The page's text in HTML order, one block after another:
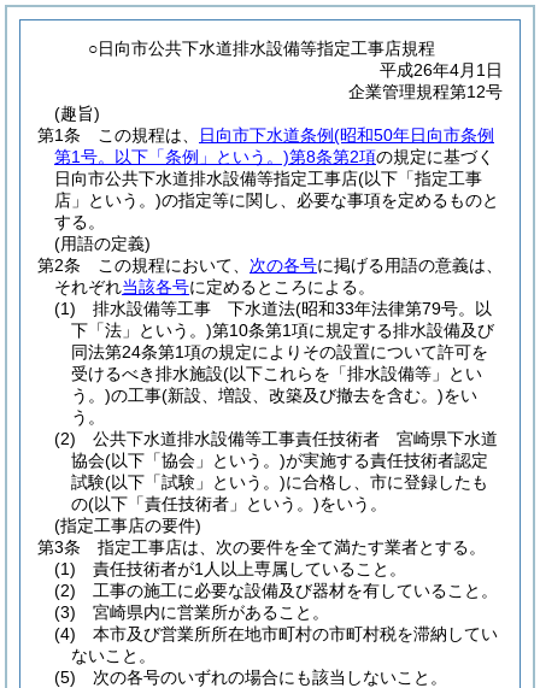
○日向市公共下水道排水設備等指定工事店規程
平成26年4月1日
企業管理規程第12号
(趣旨)
第1条
この規程は、 日向市下水道条例(昭和50年日向市条例
第1号。以下「条例」という。)第8条第2項の規定に基づく
日向市公共下水道排水設備等指定工事店(以下「指定工事
店」という。)の指定等に関し、必要な事項を定めるものと
する。
(用語の定義)
第2条
この規程において、 次の各号に掲げる用語の意義は、
それぞれ当該各号に定めるところによる。
(1)
排水設備等工事 下水道法(昭和33年法律第79号。以
下「法」という。)第10条第1項に規定する排水設備及び
同法第24条第1項の規定によりその設置について許可を
受けるべき排水施設(以下これらを「排水設備等」とい
う。)の工事(新設、増設、改築及び撤去を含む。)をい
う。
(2)
公共下水道排水設備等工事責任技術者 宮崎県下水道
協会(以下「協会」という。)が実施する責任技術者認定
試験(以下「試験」という。)に合格し、市に登録したも
の(以下「責任技術者」という。)をいう。
(指定工事店の要件)
第3条
指定工事店は、次の要件を全て満たす業者とする。
(1)
責任技術者が1人以上専属していること。
(2)
工事の施工に必要な設備及び器材を有していること。
(3)
宮崎県内に営業所があること。
(4)
本市及び営業所所在地市町村の市町村税を滞納してい
ないこと。
(5)
次の各号のいずれの場合にも該当しないこと。